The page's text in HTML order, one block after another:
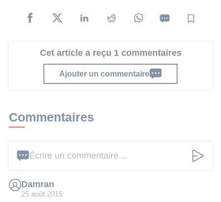
Cet article a reçu 1 commentaires
Ajouter un commentaire
Commentaires
Écrire un commentaire ...
Damran
25 août 2015